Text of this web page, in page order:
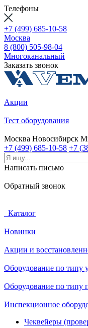
Телефоны
+7 (499) 685-10-58
Москва
8 (800) 505-98-04
Многоканальный
Заказать звонок
Акции
Тест оборудования
Москва Новосибирск
+7 (499) 685-10-58 +7
Написать письмо
Обратный звонок
Каталог
Новинки
Акции и
Оборудование по типу
Оборудование по типу
Инспекционное
Чеквейеры